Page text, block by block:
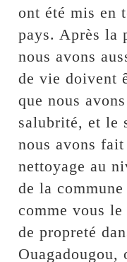
ont été mis en
pays. Après la
nous avons
de vie doivent
que nous
salubrité, et le
nous avons fait
nettoyage au
de la
comme vous
de propreté
Ouagadougou,